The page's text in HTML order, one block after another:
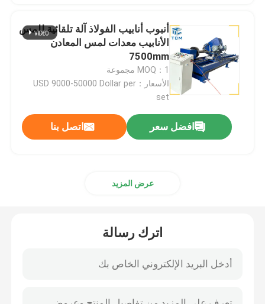
آلة تلميع CNC
آلة تلميع الأسلاك
أجهزة تحرير لحام
أنبوب أنابيب الفولاذ آلة تلقائية للمس
الأنابيب معدات لمس المعادن
7500mm
MOQ：1 مجموعة
الأسعار：USD 9000-50000 Dollar per
set
افضل سعر اتصل بنا
عرض المزيد
اترك رسالة